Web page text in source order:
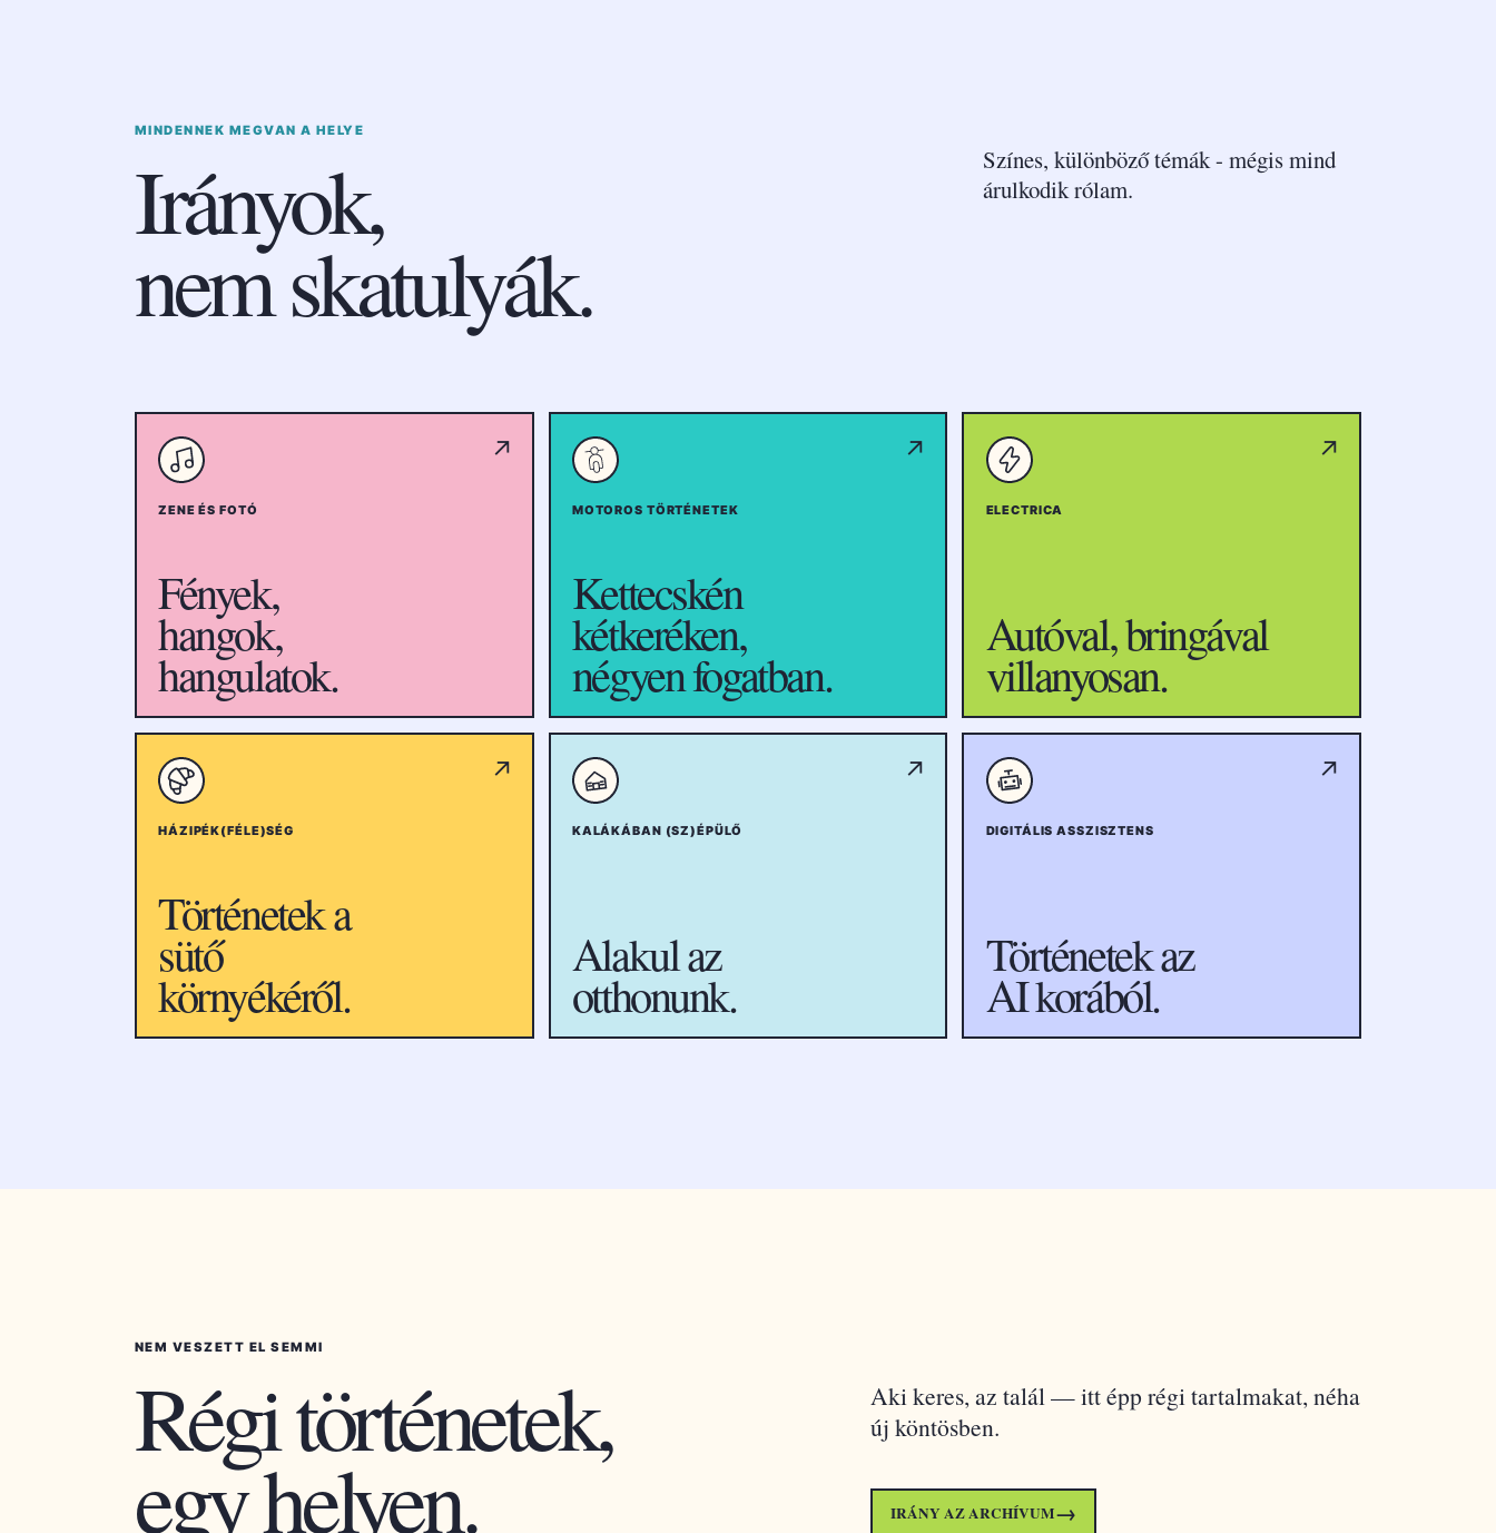
MINDENNEK MEGVAN A HELYE
Irányok,
nem skatulyák.
Színes, különböző témák - mégis mind
árulkodik rólam.
ZENE ÉS FOTÓ
Fények,
hangok,
hangulatok.
↗
MOTOROS TÖRTÉNETEK
Kettecskén
kétkeréken,
négyen fogatban.
↗
ELECTRICA
Autóval, bringával
villanyosan.
↗
HÁZIPÉK(FÉLE)SÉG
Történetek a
sütő
környékéről.
↗
KALÁKÁBAN (SZ)ÉPÜLŐ
Alakul az
otthonunk.
↗
DIGITÁLIS ASSZISZTENS
Történetek az
AI korából.
↗
NEM VESZETT EL SEMMI
Régi történetek,
egy helyen.
Aki keres, az talál — itt épp régi tartalmakat, néha
új köntösben.
IRÁNY AZ ARCHÍVUM→